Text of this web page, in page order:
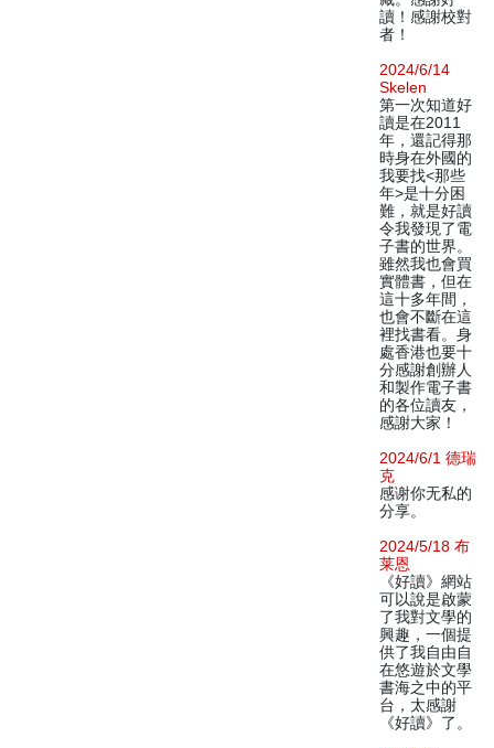
讀！感謝校對
者！
2024/6/14
Skelen
第一次知道好
讀是在2011
年，還記得那
時身在外國的
我要找<那些
年>是十分困
難，就是好讀
令我發現了電
子書的世界。
雖然我也會買
實體書，但在
這十多年間，
也會不斷在這
裡找書看。身
處香港也要十
分感謝創辦人
和製作電子書
的各位讀友，
感謝大家！
2024/6/1 德瑞
克
感谢你无私的
分享。
2024/5/18 布
莱恩
《好讀》網站
可以說是啟蒙
了我對文學的
興趣，一個提
供了我自由自
在悠遊於文學
書海之中的平
台，太感謝
《好讀》了。